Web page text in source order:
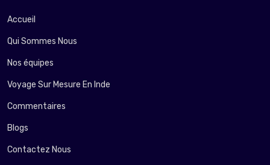
Accueil
Qui Sommes Nous
Nos équipes
Voyage Sur Mesure En Inde
Commentaires
Blogs
Contactez Nous